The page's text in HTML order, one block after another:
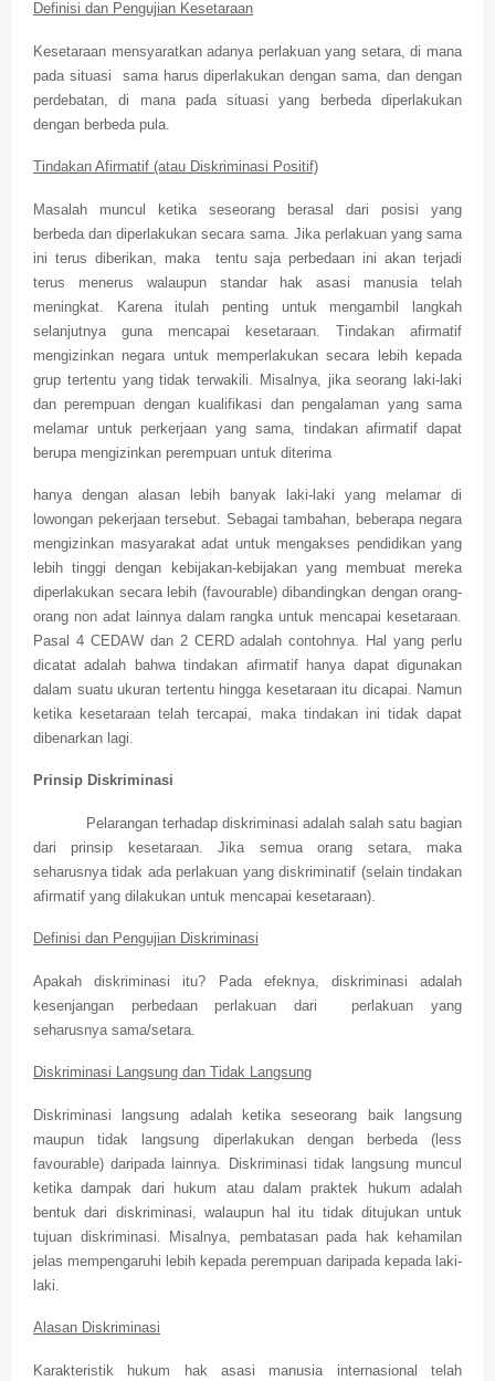
Definisi dan Pengujian Kesetaraan
Kesetaraan mensyaratkan adanya perlakuan yang setara, di mana
pada situasi
sama harus diperlakukan dengan sama, dan dengan
perdebatan, di mana pada situasi yang berbeda diperlakukan
dengan berbeda pula.
Tindakan Afirmatif (atau Diskriminasi Positif)
Masalah muncul ketika seseorang berasal dari posisi yang
berbeda dan diperlakukan secara sama. Jika perlakuan yang sama
ini terus diberikan, maka
tentu saja perbedaan ini akan terjadi
terus menerus walaupun standar hak asasi manusia telah
meningkat. Karena itulah penting untuk mengambil langkah
selanjutnya guna mencapai kesetaraan. Tindakan afirmatif
mengizinkan negara untuk memperlakukan secara lebih kepada
grup tertentu yang tidak terwakili. Misalnya, jika seorang laki-laki
dan perempuan dengan kualifikasi dan pengalaman yang sama
melamar untuk perkerjaan yang sama, tindakan afirmatif dapat
berupa mengizinkan perempuan untuk diterima
hanya dengan alasan lebih banyak laki-laki yang melamar di
lowongan pekerjaan tersebut. Sebagai tambahan, beberapa negara
mengizinkan masyarakat adat untuk mengakses pendidikan yang
lebih tinggi dengan kebijakan-kebijakan yang membuat mereka
diperlakukan secara lebih (favourable) dibandingkan dengan orang-
orang non adat lainnya dalam rangka untuk mencapai kesetaraan.
Pasal 4 CEDAW dan 2 CERD adalah contohnya. Hal yang perlu
dicatat adalah bahwa tindakan afirmatif hanya dapat digunakan
dalam suatu ukuran tertentu hingga kesetaraan itu dicapai. Namun
ketika kesetaraan telah tercapai, maka tindakan ini tidak dapat
dibenarkan lagi.
Prinsip Diskriminasi
Pelarangan terhadap diskriminasi adalah salah satu bagian
dari prinsip kesetaraan. Jika semua orang setara, maka
seharusnya tidak ada perlakuan yang diskriminatif (selain tindakan
afirmatif yang dilakukan untuk mencapai kesetaraan).
Definisi dan Pengujian Diskriminasi
Apakah diskriminasi itu? Pada efeknya, diskriminasi adalah
kesenjangan perbedaan perlakuan dari
perlakuan yang
seharusnya sama/setara.
Diskriminasi Langsung dan Tidak Langsung
Diskriminasi langsung adalah ketika seseorang baik langsung
maupun tidak langsung diperlakukan dengan berbeda (less
favourable) daripada lainnya. Diskriminasi tidak langsung muncul
ketika dampak dari hukum atau dalam praktek hukum adalah
bentuk dari diskriminasi, walaupun hal itu tidak ditujukan untuk
tujuan diskriminasi. Misalnya, pembatasan pada hak kehamilan
jelas mempengaruhi lebih kepada perempuan daripada kepada laki-
laki.
Alasan Diskriminasi
Karakteristik hukum hak asasi manusia internasional telah